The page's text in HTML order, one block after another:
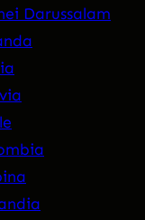
Darussalam